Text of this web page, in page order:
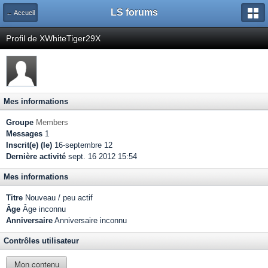
← Accueil LS forums
Profil de XWhiteTiger29X
Mes informations
Groupe Members
Messages 1
Inscrit(e) (le) 16-septembre 12
Dernière activité sept. 16 2012 15:54
Mes informations
Titre Nouveau / peu actif
Âge Âge inconnu
Anniversaire Anniversaire inconnu
Contrôles utilisateur
Mon contenu